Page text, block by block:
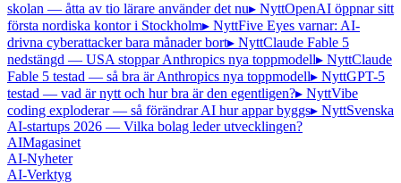
skolan — åtta av tio lärare använder det nu▸ NyttOpenAI öppnar sitt
första nordiska kontor i Stockholm▸ NyttFive Eyes varnar: AI-
drivna cyberattacker bara månader bort▸ NyttClaude Fable 5
nedstängd — USA stoppar Anthropics nya toppmodell▸ NyttClaude
Fable 5 testad — så bra är Anthropics nya toppmodell▸ NyttGPT-5
testad — vad är nytt och hur bra är den egentligen?▸ NyttVibe
coding exploderar — så förändrar AI hur appar byggs▸ NyttSvenska
AI-startups 2026 — Vilka bolag leder utvecklingen?
AIMagasinet
AI-Nyheter
AI-Verktyg